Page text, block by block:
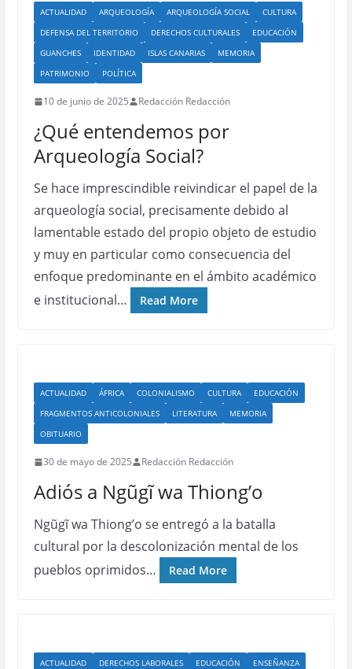
ACTUALIDAD ARQUEOLOGÍA ARQUEOLOGÍA SOCIAL
CULTURA
DEFENSA DEL TERRITORIO
DERECHOS CULTURALES
EDUCACIÓN
GUANCHES
IDENTIDAD ISLAS CANARIAS
MEMORIA
PATRIMONIO
POLÍTICA
10 de junio de 2025 Redacción Redacción
¿Qué entendemos por
Arqueología Social?
Se hace imprescindible reivindicar el papel de la
arqueología social, precisamente debido al
lamentable estado del propio objeto de estudio
y muy en particular como consecuencia del
enfoque predominante en el ámbito académico
e institucional…
Read More
ACTUALIDAD ÁFRICA COLONIALISMO CULTURA
EDUCACIÓN
FRAGMENTOS ANTICOLONIALES
LITERATURA
MEMORIA
OBITUARIO
30 de mayo de 2025 Redacción Redacción
Adiós a Ngũgĩ wa Thiong’o
Ngũgĩ wa Thiong’o se entregó a la batalla
cultural por la descolonización mental de los
pueblos oprimidos…
Read More
ACTUALIDAD DERECHOS LABORALES EDUCACIÓN
ENSEÑANZA